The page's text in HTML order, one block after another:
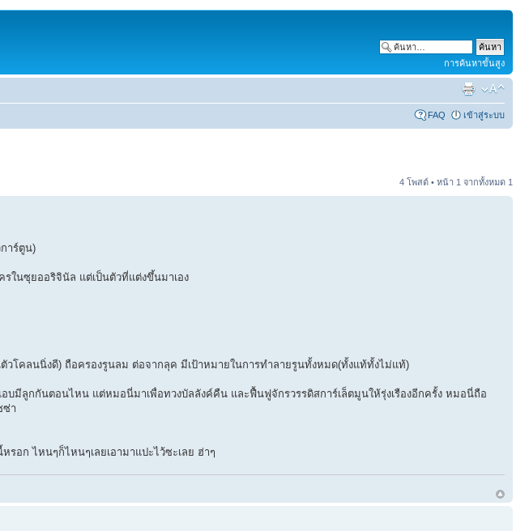
การค้นหาขั้นสูง
FAQ เข้าสู่ระบบ
4 โพสต์ • หน้า 1 จากทั้งหมด 1
าร์ตูน)
ในซุยออริจินัล แต่เป็นตัวที่แต่งขึ้นมาเอง
วโคลนนิ่งดี) ถือครองรูนลม ต่อจากลุค มีเป้าหมายในการทำลายรูนทั้งหมด(ทั้งแท้ทั้งไม่แท้)
บมีลูกกันตอนไหน แต่หมอนี่มาเพื่อทวงบัลลังค์คืน และฟื้นฟูจักรวรรดิสการ์เล็ตมูนให้รุ่งเรืองอีกครั้ง หมอนี่ถือ
ซ่า
อก ไหนๆก็ไหนๆเลยเอามาแปะไว้ซะเลย ฮ่าๆ